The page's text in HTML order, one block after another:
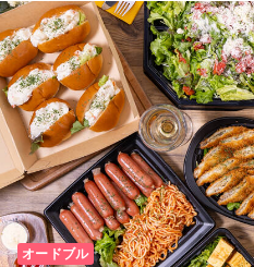
オードブル